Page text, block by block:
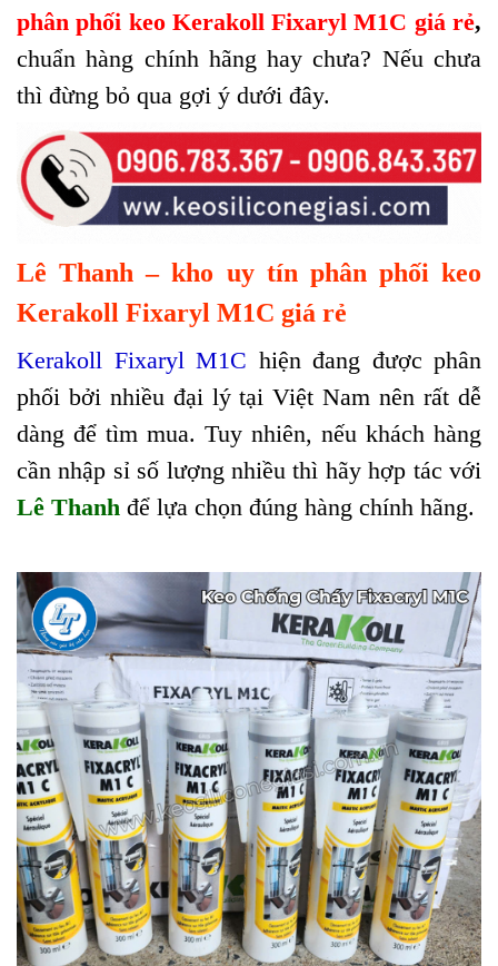
phân phối keo Kerakoll Fixaryl M1C giá rẻ,
chuẩn hàng chính hãng hay chưa? Nếu chưa
thì đừng bỏ qua gợi ý dưới đây.
Lê Thanh – kho uy tín phân phối keo
Kerakoll Fixaryl M1C giá rẻ
Kerakoll Fixaryl M1C hiện đang được phân
phối bởi nhiều đại lý tại Việt Nam nên rất dễ
dàng để tìm mua. Tuy nhiên, nếu khách hàng
cần nhập sỉ số lượng nhiều thì hãy hợp tác với
Lê Thanh để lựa chọn đúng hàng chính hãng.